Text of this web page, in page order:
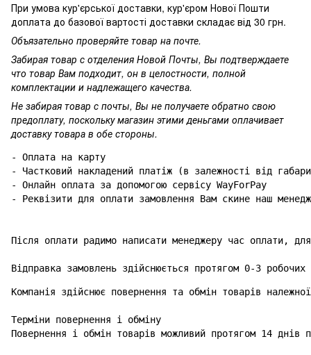
При умова кур'єрської доставки, кур'єром Нової Пошти
доплата до базової вартості доставки складає від 30 грн.
Объязательно проверяйте товар на почте.
Забирая товар с отделения Новой Почты, Вы подтверждаете
что товар Вам подходит, он в целостности, полной
комплектации и надлежащего качества.
Не забирая товар с почты, Вы не получаете обратно свою
предоплату, поскольку магазин этими деньгами оплачивает
доставку товара в обе стороны.
- Оплата на карту
- Частковий накладений платіж (в залежності від
- Онлайн оплата за допомогою сервісу WayForPay
- Реквізити для оплати замовлення Вам скине наш
Після оплати радимо написати менеджеру час оплати,
Відправка замовлень здійснюється протягом 0-3
Компанія здійснює повернення та обмін товарів
Терміни повернення і обміну
Повернення і обмін товарів можливий протягом 14 днів